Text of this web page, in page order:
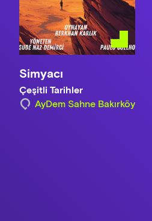
Simyacı
Çeşitli Tarihler
AyDem Sahne Bakırköy